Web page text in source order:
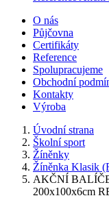
O nás
Půjčovna
Certifikáty
Reference
Spolupracujeme
Obchodní
Kontakty
Výroba
Úvodní strana
Školní sport
Žíněnky
Žíněnka Klasik
AKČNÍ
200x100x6cm